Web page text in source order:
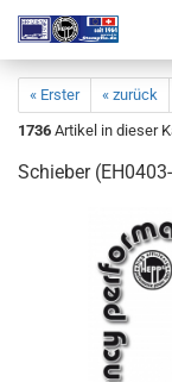
« Erster « zurück
1736 Artikel in dieser
Schieber